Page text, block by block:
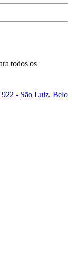
todos os
922 - São Luiz, Belo